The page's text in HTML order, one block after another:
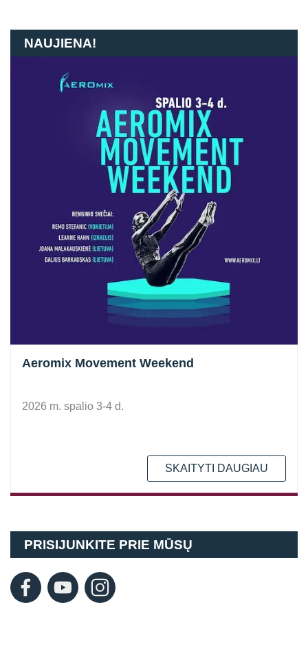
NAUJIENA!
Aeromix Movement Weekend
2026 m. spalio 3-4 d.
SKAITYTI DAUGIAU
PRISIJUNKITE PRIE MŪSŲ